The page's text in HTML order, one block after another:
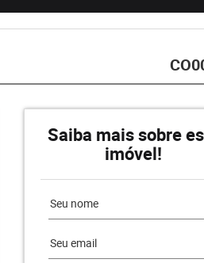
Saiba mais sobre
imóvel!